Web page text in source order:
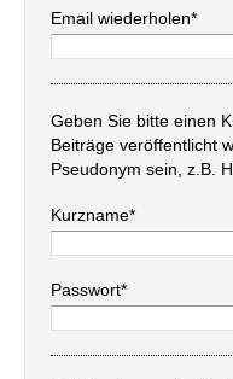
Email wiederholen*
Geben Sie bitte einen
Beiträge veröffentlicht
Pseudonym sein, z.B.
Kurzname*
Passwort*